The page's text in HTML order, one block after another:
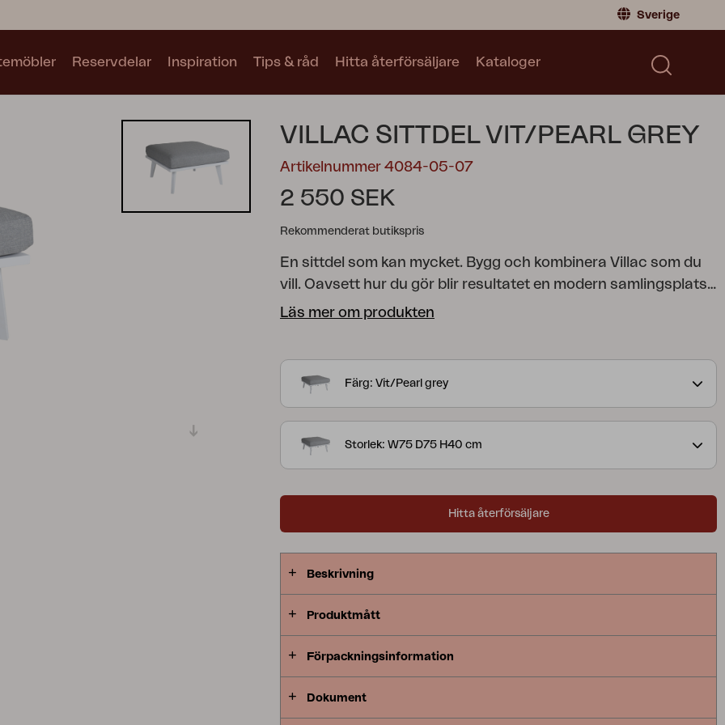
Sverige
Privatperson
Global |Global
Kollektioner
Se alla kollektioner
Trolly
Kataloger
Reservdelar Inspiration Tips & råd Hitta återförsäljare Kataloger
VILLAC SITTDEL VIT/PEARL GREY
Artikelnummer 4084-05-07
2 550 SEK
Rekommenderat butikspris
En sittdel som kan mycket. Bygg och kombinera Villac som du
vill. Oavsett hur du gör blir resultatet en modern samlingsplats
för avkopplande stunder utomhus. Modulerna finns som ensits
loungegrupp som kan byggas till flera eleganta kombinationer.
med eller utan armstöd eller låt modulerna bilda en soffa, rak
eller i vinkel. Du kan enkelt variera med få sektioner och skapa
design som möjliggör en flexibel och praktisk användning.
Läs mer om produkten
Färg: Vit/Pearl grey
Storlek: W75 D75 H40 cm
Hitta återförsäljare
Beskrivning
Produktmått
Förpackningsinformation
Dokument